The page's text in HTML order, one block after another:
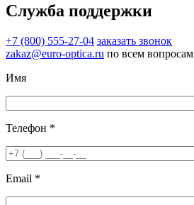
Служба поддержки
+7 (800) 555-27-04 заказать звонок
zakaz@euro-optica.ru по всем вопросам
Имя
Телефон *
Email *